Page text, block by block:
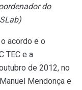
do
acordo e o
TEC e a
de 2012, no
Mendonça e